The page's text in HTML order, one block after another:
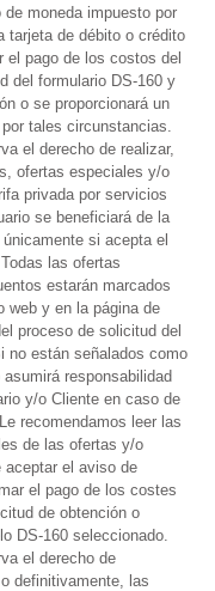
moneda impuesto por
tarjeta de débito o crédito
el pago de los costos del
del formulario DS-160 y
o se proporcionará un
tales circunstancias.
el derecho de realizar,
ofertas especiales y/o
privada por servicios
se beneficiará de la
si acepta el
las ofertas
estarán marcados
web y en la página de
proceso de solicitud del
no están señalados como
responsabilidad
y/o Cliente en caso de
recomendamos leer las
de las ofertas y/o
aceptar el aviso de
el pago de los costes
de obtención o
DS-160 seleccionado.
el derecho de
definitivamente, las